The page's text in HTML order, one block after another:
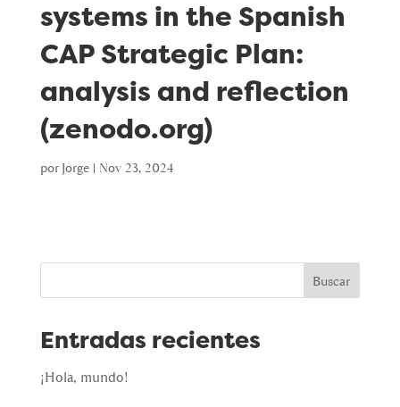
systems in the Spanish
CAP Strategic Plan:
analysis and reflection
(zenodo.org)
por Jorge| Nov 23, 2024
Buscar
Entradas recientes
¡Hola, mundo!